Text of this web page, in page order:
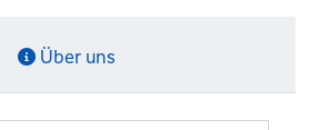
Über uns